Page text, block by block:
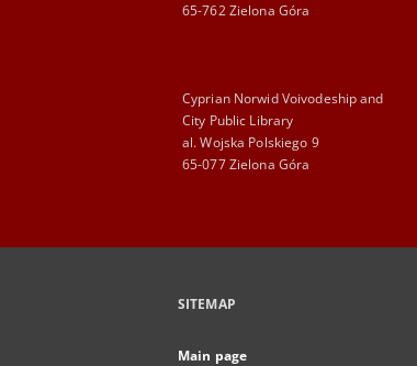
65-762 Zielona Góra
Cyprian Norwid Voivodeship and
City Public Library
al. Wojska Polskiego 9
65-077 Zielona Góra
SITEMAP
Main page